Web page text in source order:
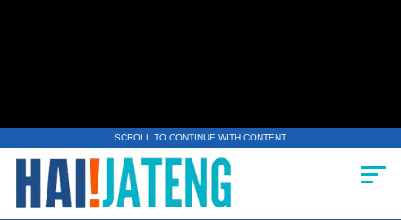
SCROLL TO CONTINUE WITH CONTENT